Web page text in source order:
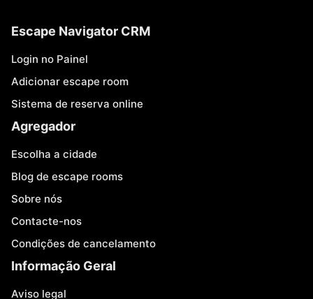
Escape Navigator CRM
Login no Painel
Adicionar escape room
Sistema de reserva online
Agregador
Escolha a cidade
Blog de escape rooms
Sobre nós
Contacte-nos
Condições de cancelamento
Informação Geral
Aviso legal